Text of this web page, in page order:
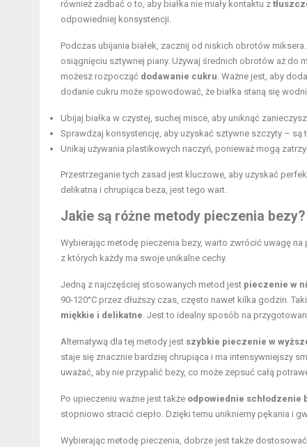
również zadbać o to, aby białka nie miały kontaktu z
odpowiedniej konsystencji.
Podczas ubijania białek, zacznij od niskich obrotów
osiągnięciu sztywnej piany. Używaj średnich obrotów aż do
możesz rozpocząć dodawanie cukru. Ważne jest, aby
dodanie cukru może spowodować, że białka staną się
Ubijaj białka w czystej, suchej misce, aby uniknąć
Sprawdzaj konsystencję, aby uzyskać sztywne szczyty – są
Unikaj używania plastikowych naczyń, ponieważ mogą
Przestrzeganie tych zasad jest kluczowe, aby uzyskać
delikatna i chrupiąca beza, jest tego wart.
Jakie są różne metody pieczenia bezy?
Wybierając metodę pieczenia bezy, warto zwrócić uwagę
z których każdy ma swoje unikalne cechy.
Jedną z najczęściej stosowanych metod jest pieczenie w
90-120°C przez dłuższy czas, często nawet kilka godzin.
miękkie i delikatne. Jest to idealny sposób na
Alternatywą dla tej metody jest szybkie pieczenie w
staje się znacznie bardziej chrupiąca i ma intensywniejszy
uważać, aby nie przypalić bezy, co może zepsuć całą
Po upieczeniu ważne jest także odpowiednie schłodzenie
stopniowo stracić ciepło. Dzięki temu unikniemy pękania i
Wybierając metodę pieczenia, dobrze jest także